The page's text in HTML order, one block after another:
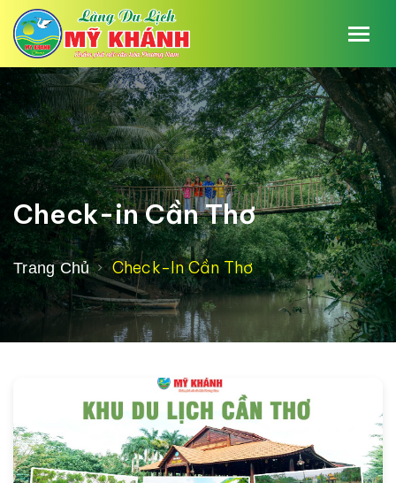
Check-in Cần Thơ
Trang Chủ Check-In Cần Thơ